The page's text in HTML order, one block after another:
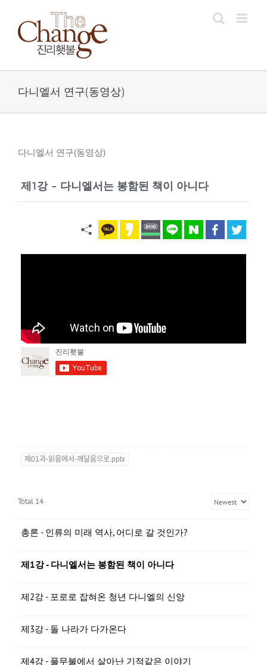
content
다니엘서 연구(동영상)
다니엘서 연구(동영상)
제1강 - 다니엘서는 봉함된 책이 아니다
제01과-읽음에서-깨달음으로.pptx
Total 14
총론 - 인류의 미래 역사, 어디로 갈 것인가?
제1강 - 다니엘서는 봉함된 책이 아니다
제2강 - 포로로 잡혀온 청년 다니엘의 신앙
제3강 - 돌 나라가 다가온다
제4강 - 풀무불에서 살아난 기적같은 이야기